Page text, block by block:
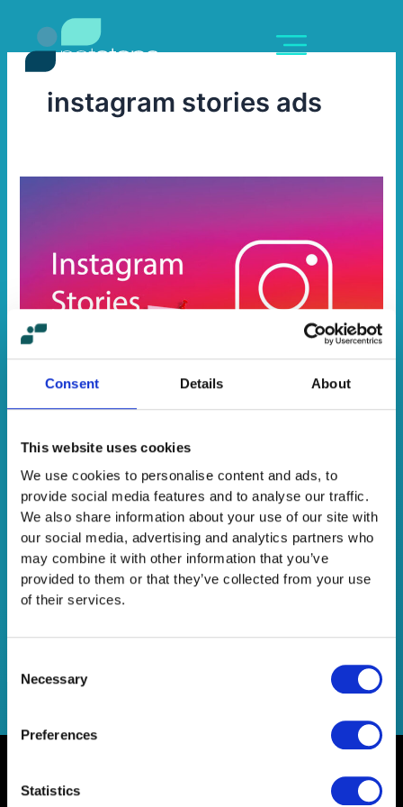
Consent Details About
This website uses cookies
We use cookies to personalise content and ads, to
provide social media features and to analyse our traffic.
We also share information about your use of our site with
our social media, advertising and analytics partners who
may combine it with other information that you’ve
provided to them or that they’ve collected from your use
of their services.
Selection
Necessary
Preferences
Statistics
content
instagram stories ads
Instagram Stories Ads
Leave a Comment /Marketing/ Netsteps
Tα Instagram Stories εμφανίστηκαν το 2016 και μόλις ένα
χρόνο αργότερα μπορούσαν να χρησιμοποιηθούν ως
διαφημιστικός χώρος για επιχειρήσεις. Σήμερα, η
πλειοψηφία των εταιρειών υιοθετεί τη νέα διαφημιστική
τάση, βλέποντας εντυπωσιακά αποτελέσματα.
Read More »